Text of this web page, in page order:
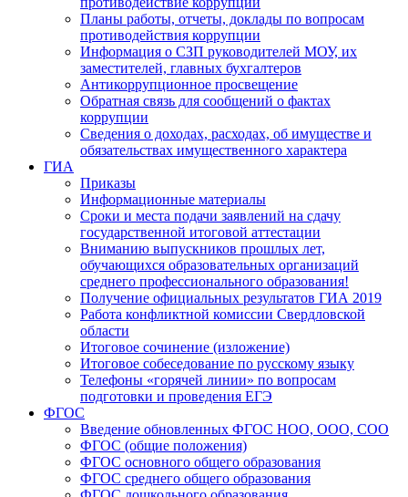
Планы работы, отчеты, доклады по вопросам
противодействия коррупции
Информация о СЗП руководителей МОУ, их
заместителей, главных бухгалтеров
Антикоррупционное просвещение
Обратная связь для сообщений о фактах
коррупции
Сведения о доходах, расходах, об имуществе и
обязательствах имущественного характера
ГИА
Приказы
Информационные материалы
Сроки и места подачи заявлений на сдачу
государственной итоговой аттестации
Вниманию выпускников прошлых лет,
обучающихся образовательных организаций
среднего профессионального образования!
Получение официальных результатов ГИА 2019
Работа конфликтной комиссии Свердловской
области
Итоговое сочинение (изложение)
Итоговое собеседование по русскому языку
Телефоны «горячей линии» по вопросам
подготовки и проведения ЕГЭ
ФГОС
Введение обновленных ФГОС НОО, ООО, СОО
ФГОС (общие положения)
ФГОС основного общего образования
ФГОС среднего общего образования